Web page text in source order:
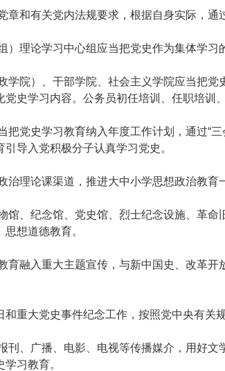
和有关党内法规要求，根据自身实际，通
理论学习中心组应当把党史作为集体学习
院）、干部学院、社会主义学院应当把党
史学习内容。公务员初任培训、任职培训
史学习教育纳入年度工作计划，通过“三
导入党积极分子认真学习党史。
理论课渠道，推进大中小学思想政治教育
、纪念馆、党史馆、烈士纪念设施、革命
想道德教育。
融入重大主题宣传，与新中国史、改革开
大党史事件纪念工作，按照党中央有关
、广播、电影、电视等传播媒介，用好文
习教育。